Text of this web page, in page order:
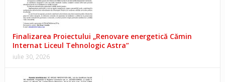
Finalizarea Proiectului „Renovare energetică Cămin
Internat Liceul Tehnologic Astra”
iulie 30, 2026